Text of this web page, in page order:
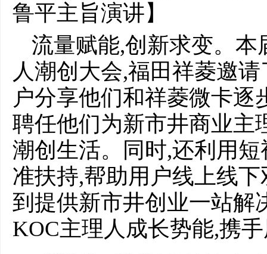
鲁平主旨演讲】
流量赋能,创新求变。
人潮创大会,福田祥菱邀
户分享他们和祥菱微卡
聘任他们为新市井商业主
潮创生活。同时,还利用
准扶持,帮助用户线上线
到提供新市井创业一站解
KOC主理人成长势能,携